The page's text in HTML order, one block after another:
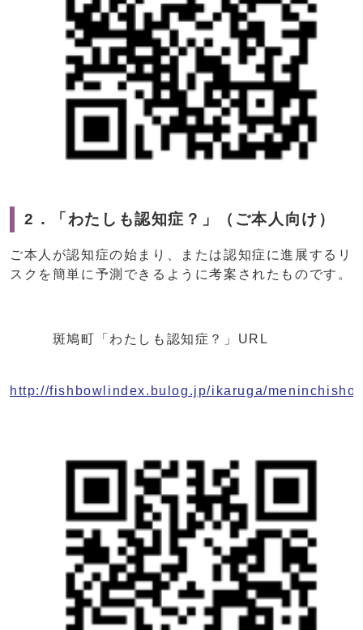
2．「わたしも認知症？」（ご本人向け）
ご本人が認知症の始まり、または認知症に進展するリ
スクを簡単に予測できるように考案されたものです。
斑鳩町「わたしも認知症？」URL
http://fishbowlindex.bulog.jp/ikaruga/meninchisho/